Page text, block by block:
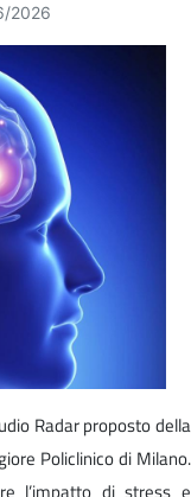
2026
Radar proposto della
Policlinico di Milano.
l’impatto di stress e